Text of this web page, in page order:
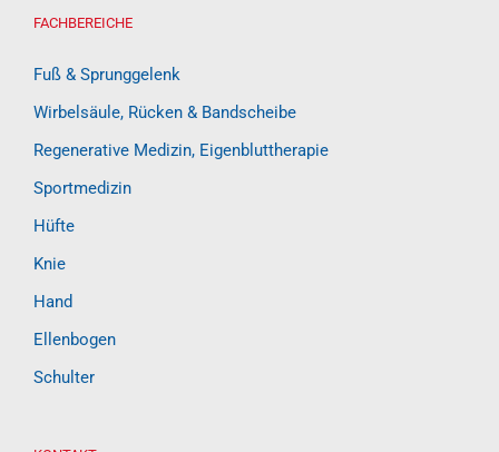
FACHBEREICHE
Fuß & Sprunggelenk
Wirbelsäule, Rücken & Bandscheibe
Regenerative Medizin, Eigenbluttherapie
Sportmedizin
Hüfte
Knie
Hand
Ellenbogen
Schulter